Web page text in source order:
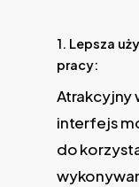
1. Lepsza
pracy:
Atrakcyjny
interfejs
do